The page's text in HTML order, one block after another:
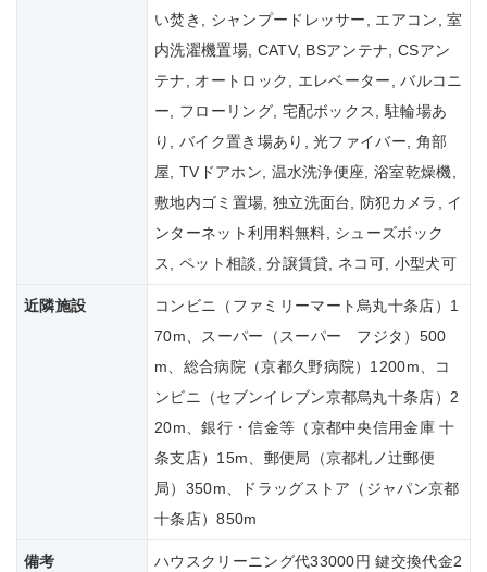
い焚き, シャンプードレッサー, エアコン, 室
内洗濯機置場, CATV, BSアンテナ, CSアン
テナ, オートロック, エレベーター, バルコニ
ー, フローリング, 宅配ボックス, 駐輪場あ
り, バイク置き場あり, 光ファイバー, 角部
屋, TVドアホン, 温水洗浄便座, 浴室乾燥機,
敷地内ゴミ置場, 独立洗面台, 防犯カメラ, イ
ンターネット利用料無料, シューズボック
ス, ペット相談, 分譲賃貸, ネコ可, 小型犬可
近隣施設
コンビニ（ファミリーマート烏丸十条店）1
70m、スーパー（スーパー フジタ）500
m、総合病院（京都久野病院）1200m、コ
ンビニ（セブンイレブン京都烏丸十条店）2
20m、銀行・信金等（京都中央信用金庫 十
条支店）15m、郵便局（京都札ノ辻郵便
局）350m、ドラッグストア（ジャパン京都
十条店）850m
備考
ハウスクリーニング代33000円 鍵交換代金2